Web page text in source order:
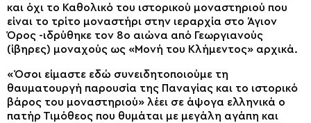
και όχι το Καθολικό του ιστορικού μοναστηριού που
είναι το τρίτο μοναστήρι στην ιεραρχία στο Άγιον
Όρος -ιδρύθηκε τον 8ο αιώνα από Γεωργιανούς
(ίβηρες) μοναχούς ως «Μονή του Κλήμεντος» αρχικά.
«Όσοι είμαστε εδώ συνειδητοποιούμε τη
θαυματουργή παρουσία της Παναγίας και το ιστορικό
βάρος του μοναστηριού» λέει σε άψογα ελληνικά ο
πατήρ Τιμόθεος που θυμάται με μεγάλη αγάπη και